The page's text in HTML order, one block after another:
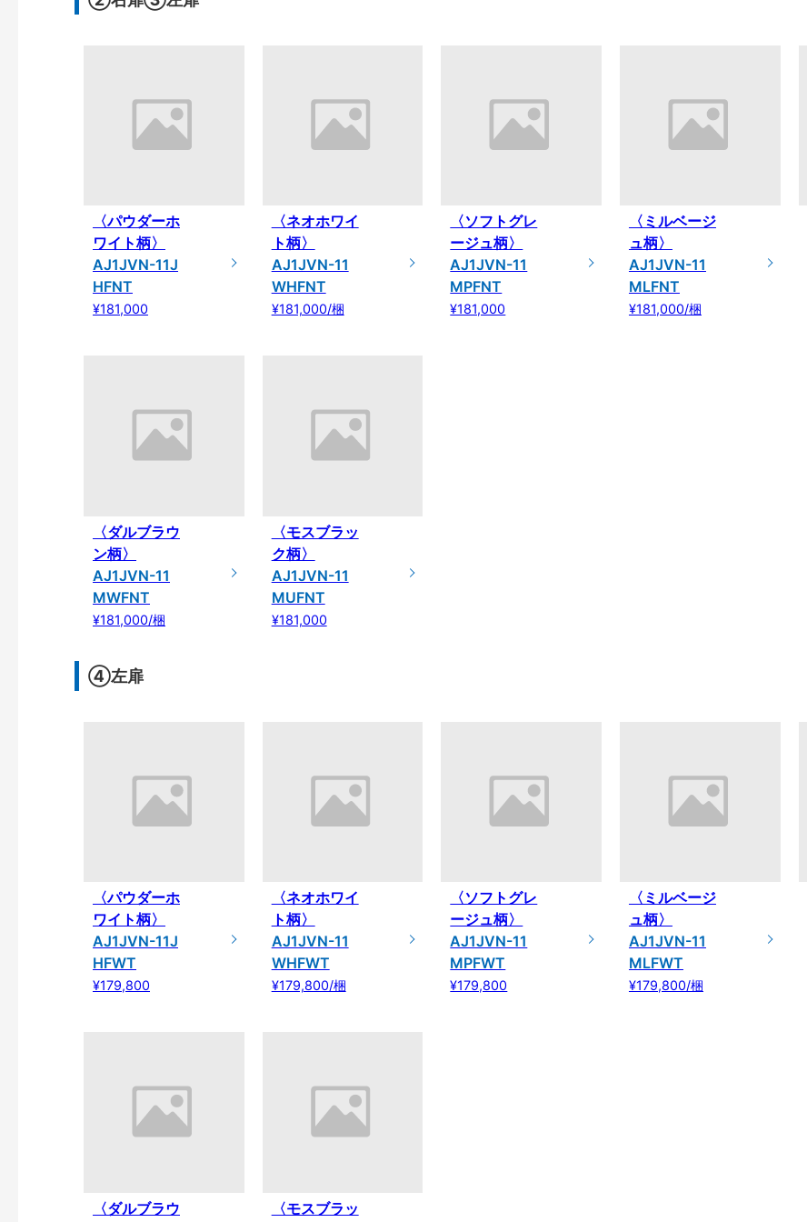
〈パウダーホ
ワイト柄〉
AJ1JVN-11J
HFNT
¥181,000
〈ネオホワイ
ト柄〉
AJ1JVN-11
WHFNT
¥181,000/梱
〈ソフトグレ
ージュ柄〉
AJ1JVN-11
MPFNT
¥181,000
〈ミルベージ
ュ柄〉
AJ1JVN-11
MLFNT
¥181,000/梱
〈ダルブラウ
ン柄〉
AJ1JVN-11
MWFNT
¥181,000/梱
〈モスブラッ
ク柄〉
AJ1JVN-11
MUFNT
¥181,000
④左扉
〈パウダーホ
ワイト柄〉
AJ1JVN-11J
HFWT
¥179,800
〈ネオホワイ
ト柄〉
AJ1JVN-11
WHFWT
¥179,800/梱
〈ソフトグレ
ージュ柄〉
AJ1JVN-11
MPFWT
¥179,800
〈ミルベージ
ュ柄〉
AJ1JVN-11
MLFWT
¥179,800/梱
〈ダルブラウ
〈モスブラッ